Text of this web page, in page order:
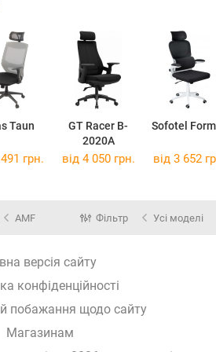
Taun
GT Racer B-
2020A
Sofotel
грн. від 4 050 грн. від 3 652
AMF Фільтр Усі моделі
версія сайту
конфіденційності
побажання щодо сайту
Магазинам